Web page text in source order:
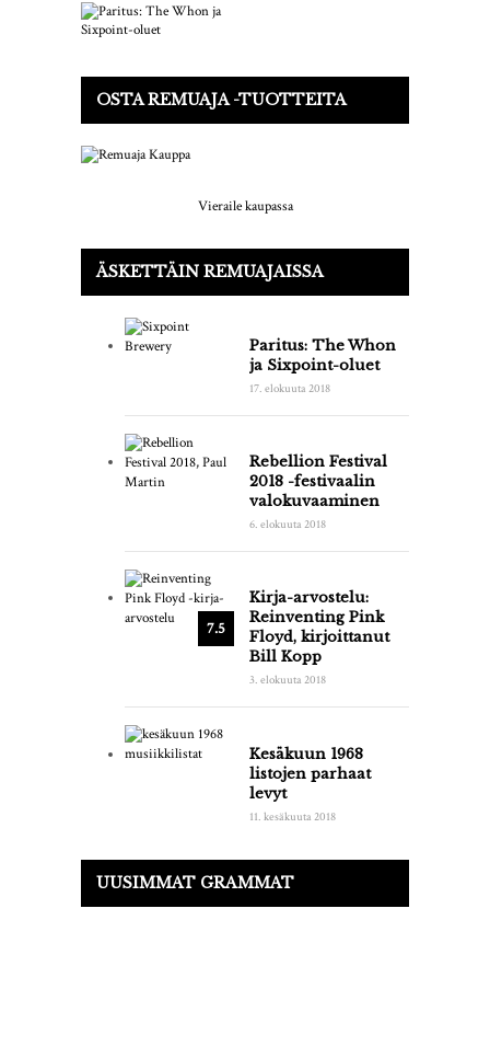
OSTA REMUAJA -TUOTTEITA
Vieraile kaupassa
ÄSKETTÄIN REMUAJAISSA
Paritus: The Whon
ja Sixpoint-oluet
17. elokuuta 2018
Rebellion Festival
2018 -festivaalin
valokuvaaminen
6. elokuuta 2018
7.5
Kirja-arvostelu:
Reinventing Pink
Floyd, kirjoittanut
Bill Kopp
3. elokuuta 2018
Kesäkuun 1968
listojen parhaat
levyt
11. kesäkuuta 2018
UUSIMMAT GRAMMAT